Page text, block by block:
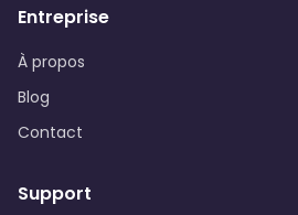
Entreprise
À propos
Blog
Contact
Support